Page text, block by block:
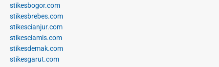
stikesbogor.com
stikesbrebes.com
stikescianjur.com
stikesciamis.com
stikesdemak.com
stikesgarut.com